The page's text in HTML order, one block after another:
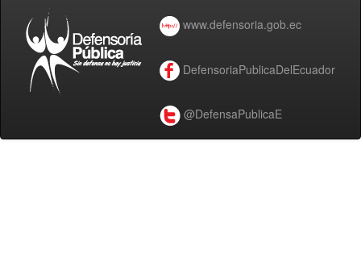
www.defensoria.gob.ec
DefensoriaPublicaDelEcuador
@DefensaPublicaE